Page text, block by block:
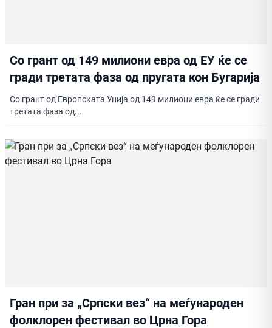
Со грант од 149 милиони евра од ЕУ ќе се
гради третата фаза од пругата кон Бугарија
Со грант од Европската Унија од 149 милиони евра ќе се гради
третата фаза од...
Гран при за „Српски вез“ на меѓународен
фолклорен фестивал во Црна Гора